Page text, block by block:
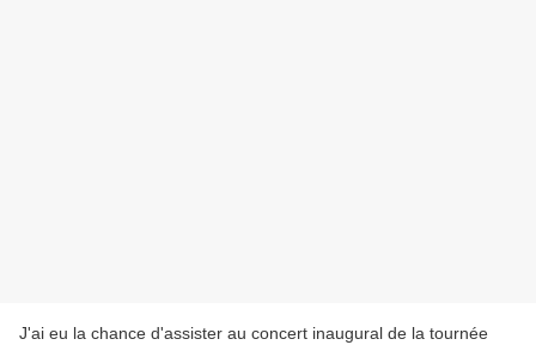
J'ai eu la chance d'assister au concert inaugural de la tournée